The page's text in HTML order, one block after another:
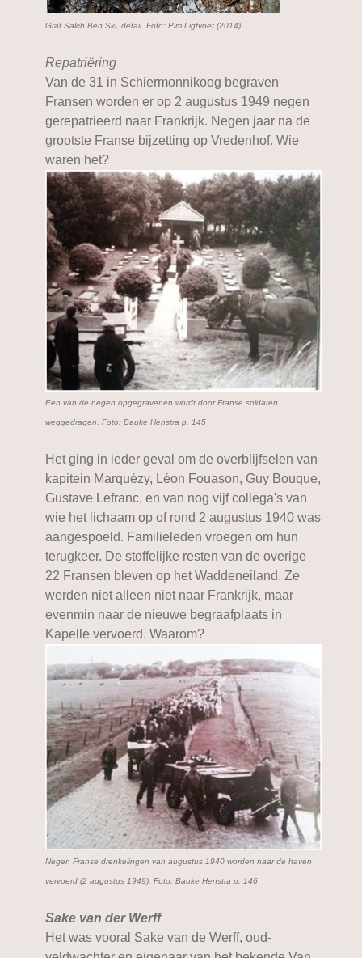
Graf Salch Ben Ski, detail. Foto: Pim Ligtvoet (2014)
Repatriëring
Van de 31 in Schiermonnikoog begraven
Fransen worden er op 2 augustus 1949 negen
gerepatrieerd naar Frankrijk. Negen jaar na de
grootste Franse bijzetting op Vredenhof. Wie
waren het?
Een van de negen opgegravenen wordt door Franse soldaten
weggedragen. Foto: Bauke Henstra p. 145
Het ging in ieder geval om de overblijfselen van
kapitein Marquézy, Léon Fouason, Guy Bouque,
Gustave Lefranc, en van nog vijf collega's van
wie het lichaam op of rond 2 augustus 1940 was
aangespoeld. Familieleden vroegen om hun
terugkeer. De stoffelijke resten van de overige
22 Fransen bleven op het Waddeneiland. Ze
werden niet alleen niet naar Frankrijk, maar
evenmin naar de nieuwe begraafplaats in
Kapelle vervoerd. Waarom?
Negen Franse drenkelingen van augustus 1940 worden naar de haven
vervoerd (2 augustus 1949). Foto: Bauke Henstra p. 146
Sake van der Werff
Het was vooral Sake van de Werff, oud-